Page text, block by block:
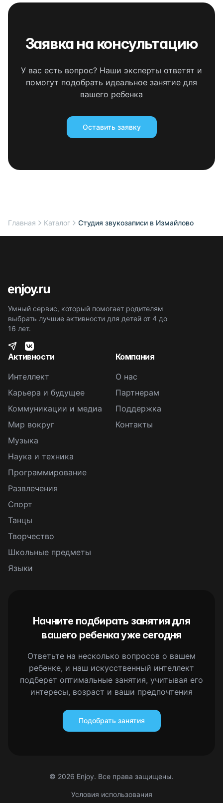
Заявка на консультацию
У вас есть вопрос? Наши эксперты ответят и
помогут подобрать идеальное занятие для
вашего ребенка
Оставить заявку
Главная Каталог Студия звукозаписи в Измайлово
Умный сервис, который помогает родителям
выбрать лучшие активности для детей от 4 до
16 лет.
Активности
Интеллект
Карьера и будущее
Коммуникации и медиа
Мир вокруг
Музыка
Наука и техника
Программирование
Развлечения
Спорт
Танцы
Творчество
Школьные предметы
Языки
Компания
О нас
Партнерам
Поддержка
Контакты
Начните подбирать занятия для
вашего ребенка уже сегодня
Ответьте на несколько вопросов о вашем
ребенке, и наш искусственный интеллект
подберет оптимальные занятия, учитывая его
интересы, возраст и ваши предпочтения
Подобрать занятия
© 2026 Enjoy. Все права защищены.
Условия использования